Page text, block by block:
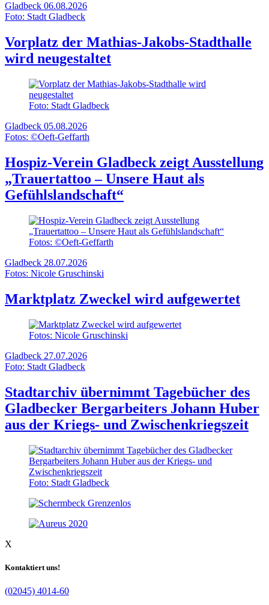
Gladbeck 06.08.2026
Foto: Stadt Gladbeck
Vorplatz der Mathias-Jakobs-Stadthalle
wird neugestaltet
Foto: Stadt Gladbeck
Gladbeck 05.08.2026
Fotos: ©Oeft-Geffarth
Hospiz-Verein Gladbeck zeigt Ausstellung
„Trauertattoo – Unsere Haut als
Gefühlslandschaft“
Fotos: ©Oeft-Geffarth
Gladbeck 28.07.2026
Fotos: Nicole Gruschinski
Marktplatz Zweckel wird aufgewertet
Fotos: Nicole Gruschinski
Gladbeck 27.07.2026
Foto: Stadt Gladbeck
Stadtarchiv übernimmt Tagebücher des
Gladbecker Bergarbeiters Johann Huber
aus der Kriegs- und Zwischenkriegszeit
Foto: Stadt Gladbeck
X
Kontaktiert uns!
(02045) 4014-60